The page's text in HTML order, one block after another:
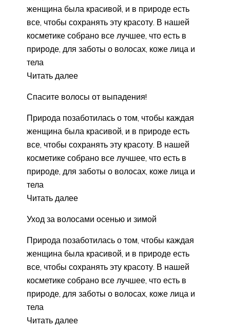
женщина была красивой, и в природе есть
все, чтобы сохранять эту красоту. В нашей
косметике собрано все лучшее, что есть в
природе, для заботы о волосах, коже лица и
тела
Читать далее
Спасите волосы от выпадения!
Природа позаботилась о том, чтобы каждая
женщина была красивой, и в природе есть
все, чтобы сохранять эту красоту. В нашей
косметике собрано все лучшее, что есть в
природе, для заботы о волосах, коже лица и
тела
Читать далее
Уход за волосами осенью и зимой
Природа позаботилась о том, чтобы каждая
женщина была красивой, и в природе есть
все, чтобы сохранять эту красоту. В нашей
косметике собрано все лучшее, что есть в
природе, для заботы о волосах, коже лица и
тела
Читать далее